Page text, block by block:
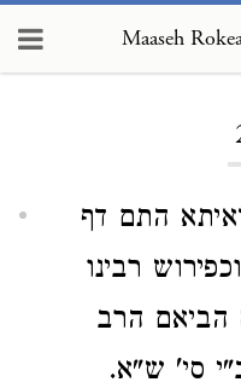
Maaseh
התם דף
וכפירוש רבינו
הרב
סי' ש"א.